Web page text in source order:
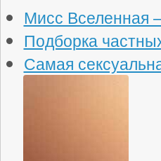
Мисс Вселенная
Подборка
Самая